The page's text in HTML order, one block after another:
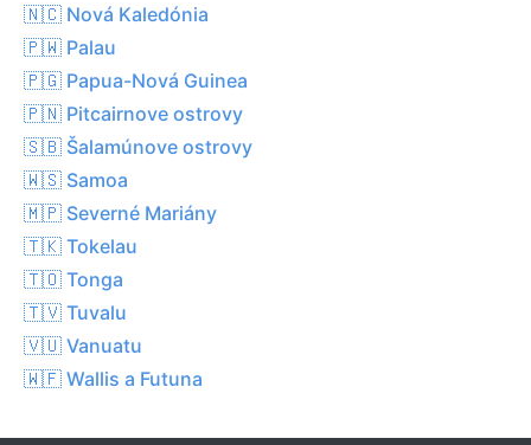
🇳🇨 Nová Kaledónia
🇵🇼 Palau
🇵🇬 Papua-Nová Guinea
🇵🇳 Pitcairnove ostrovy
🇸🇧 Šalamúnove ostrovy
🇼🇸 Samoa
🇲🇵 Severné Mariány
🇹🇰 Tokelau
🇹🇴 Tonga
🇹🇻 Tuvalu
🇻🇺 Vanuatu
🇼🇫 Wallis a Futuna